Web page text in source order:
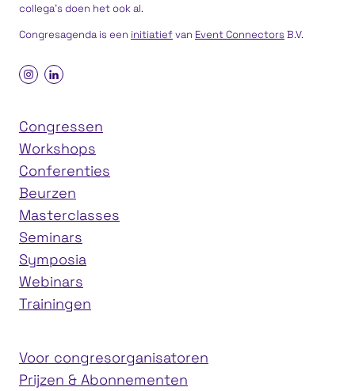
collega’s doen het ook al.
Congresagenda is een initiatiefvan Event ConnectorsB.V.
Congressen
Workshops
Conferenties
Beurzen
Masterclasses
Seminars
Symposia
Webinars
Trainingen
Voor congresorganisatoren
Prijzen & Abonnementen